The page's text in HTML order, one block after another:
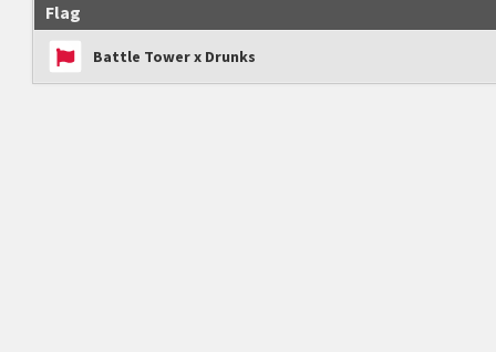
Flag
Battle Tower x Drunks